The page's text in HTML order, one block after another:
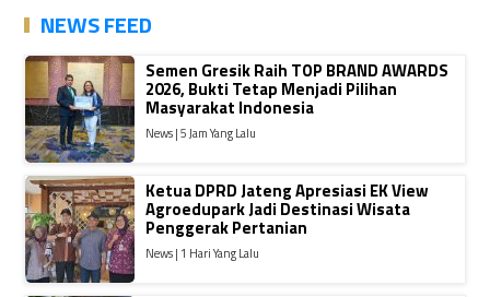
NEWS FEED
Semen Gresik Raih TOP BRAND AWARDS
2026, Bukti Tetap Menjadi Pilihan
Masyarakat Indonesia
News | 5 Jam Yang Lalu
Ketua DPRD Jateng Apresiasi EK View
Agroedupark Jadi Destinasi Wisata
Penggerak Pertanian
News | 1 Hari Yang Lalu